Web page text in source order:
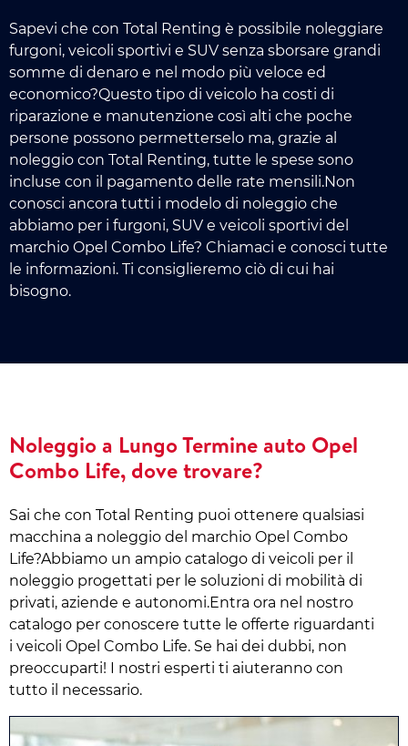
Sapevi che con Total Renting è possibile noleggiare
furgoni, veicoli sportivi e SUV senza sborsare grandi
somme di denaro e nel modo più veloce ed
economico?Questo tipo di veicolo ha costi di
riparazione e manutenzione così alti che poche
persone possono permetterselo ma, grazie al
noleggio con Total Renting, tutte le spese sono
incluse con il pagamento delle rate mensili.Non
conosci ancora tutti i modelo di noleggio che
abbiamo per i furgoni, SUV e veicoli sportivi del
marchio Opel Combo Life? Chiamaci e conosci tutte
le informazioni. Ti consiglieremo ciò di cui hai
bisogno.
Noleggio a Lungo Termine auto Opel
Combo Life, dove trovare?
Sai che con Total Renting puoi ottenere qualsiasi
macchina a noleggio del marchio Opel Combo
Life?Abbiamo un ampio catalogo di veicoli per il
noleggio progettati per le soluzioni di mobilità di
privati, aziende e autonomi.Entra ora nel nostro
catalogo per conoscere tutte le offerte riguardanti
i veicoli Opel Combo Life. Se hai dei dubbi, non
preoccuparti! I nostri esperti ti aiuteranno con
tutto il necessario.